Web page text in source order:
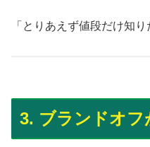
「とりあえず値段だけ知
3. ブランドオフ